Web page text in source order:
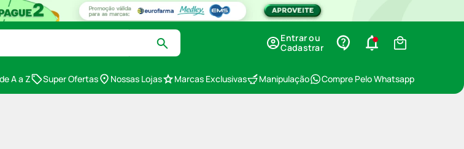
Entrar ou
Cadastrar
A a Z Super Ofertas Nossas Lojas Marcas Exclusivas Manipulação Compre Pelo Whatsapp